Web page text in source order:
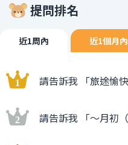
提問排名
近1周內 近1個月內
請告訴我 「旅途愉
請告訴我 「〜月初